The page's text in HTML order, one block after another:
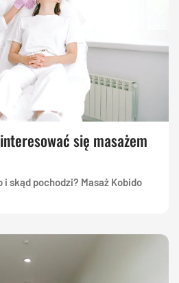
się masażem
i skąd pochodzi? Masaż Kobido